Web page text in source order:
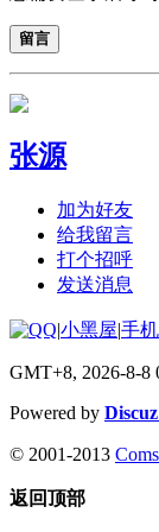
留言
张源
加为好友
给我留言
打个招呼
发送消息
|小黑屋|手
GMT+8, 2026-8-8
Powered by
© 2001-2013
返回顶部